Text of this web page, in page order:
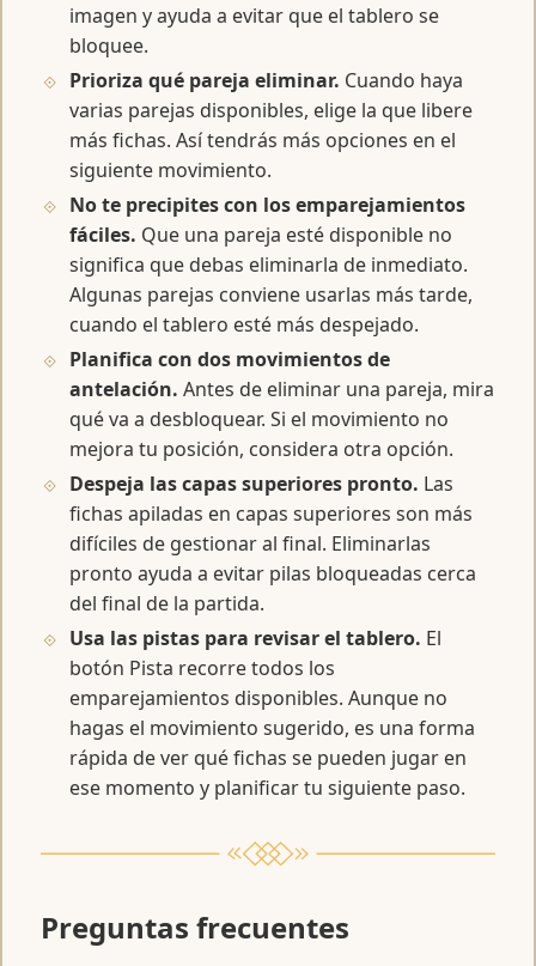
imagen y ayuda a evitar que el tablero se
bloquee.
Prioriza qué pareja eliminar. Cuando haya
varias parejas disponibles, elige la que libere
más fichas. Así tendrás más opciones en el
siguiente movimiento.
No te precipites con los emparejamientos
fáciles. Que una pareja esté disponible no
significa que debas eliminarla de inmediato.
Algunas parejas conviene usarlas más tarde,
cuando el tablero esté más despejado.
Planifica con dos movimientos de
antelación. Antes de eliminar una pareja, mira
qué va a desbloquear. Si el movimiento no
mejora tu posición, considera otra opción.
Despeja las capas superiores pronto. Las
fichas apiladas en capas superiores son más
difíciles de gestionar al final. Eliminarlas
pronto ayuda a evitar pilas bloqueadas cerca
del final de la partida.
Usa las pistas para revisar el tablero. El
botón Pista recorre todos los
emparejamientos disponibles. Aunque no
hagas el movimiento sugerido, es una forma
rápida de ver qué fichas se pueden jugar en
ese momento y planificar tu siguiente paso.
Preguntas frecuentes